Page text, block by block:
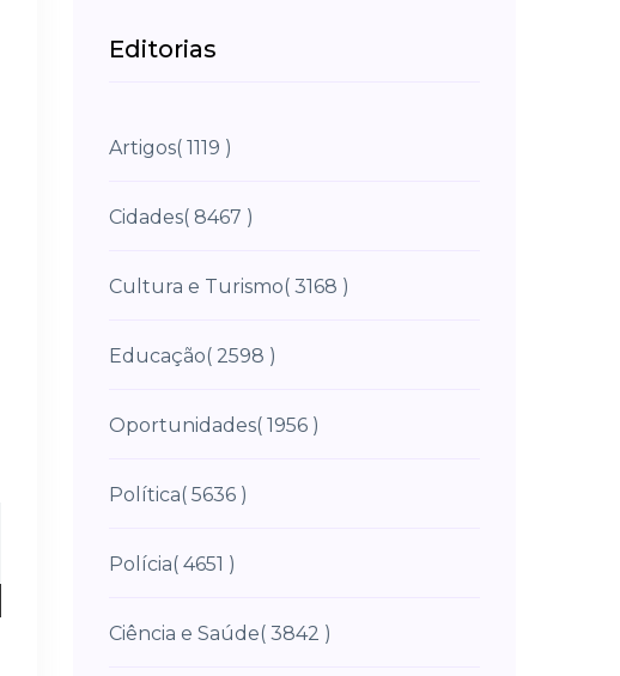
Editorias
Artigos( 1119 )
Cidades( 8467 )
Cultura e Turismo( 3168 )
Educação( 2598 )
Oportunidades( 1956 )
Política( 5636 )
Polícia( 4651 )
Ciência e Saúde( 3842 )